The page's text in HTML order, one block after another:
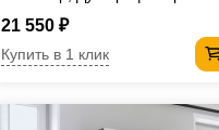
21 550 ₽
Купить в 1 клик